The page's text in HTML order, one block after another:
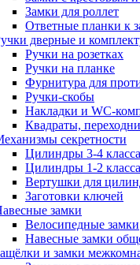
Замки для роллет
Ответные планки к
дверные и
Ручки на розетках
Ручки на планке
Фурнитура для
Ручки-скобы
Накладки и WC-
Квадраты,
секретности
Цилиндры 3-4
Цилиндры 1-2 класса
Вертушки для
Заготовки ключей
замки
Велосипедные замки
Навесные замки
и замки